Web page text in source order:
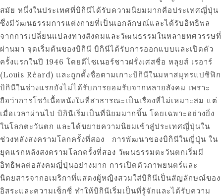
สมัย หนึ่งในประเทศที่บิกินีได้รับความนิยมมากคือประเทศญี่ปุ่น
ซึ่งมีวัฒนธรรมการแต่งกายที่เป็นเอกลักษณ์และได้รับอิทธิพล
จากการเปลี่ยนแปลงทางสังคมและวัฒนธรรมในหลายทศวรรษที่
ผ่านมา จุดเริ่มต้นของบิกินี บิกินีได้รับการออกแบบและเปิดตัว
ครั้งแรกในปี 1946 โดยดีไซเนอร์ชาวฝรั่งเศสชื่อ หลุยส์ เรอาร์
(Louis Réard) และถูกตั้งชื่อตามเกาะบิกินีในมหาสมุทรแปซิฟิก
บิกินีในช่วงแรกยังไม่ได้รับการยอมรับจากหลายสังคม เพราะ
ถือว่าการโชว์เนื้อหนังในที่สาธารณะเป็นเรื่องที่ไม่เหมาะสม แต่
เมื่อเวลาผ่านไป บิกินีเริ่มเป็นที่นิยมมากขึ้น โดยเฉพาะอย่างยิ่ง
ในโลกตะวันตก และได้ขยายความนิยมเข้าสู่ประเทศญี่ปุ่นใน
ช่วงหลังสงครามโลกครั้งที่สอง การพัฒนาของบิกินีในญี่ปุ่น ใน
ยุคแรกหลังสงครามโลกครั้งที่สอง วัฒนธรรมตะวันตกเริ่มมี
อิทธิพลต่อสังคมญี่ปุ่นอย่างมาก การเปิดตัวภาพยนตร์และ
นิตยสารจากอเมริกาที่แสดงผู้หญิงสวมใส่บิกินีเป็นสัญลักษณ์ของ
อิสระและความเซ็กซี่ ทำให้บิกินีเริ่มเป็นที่รู้จักและได้รับความ